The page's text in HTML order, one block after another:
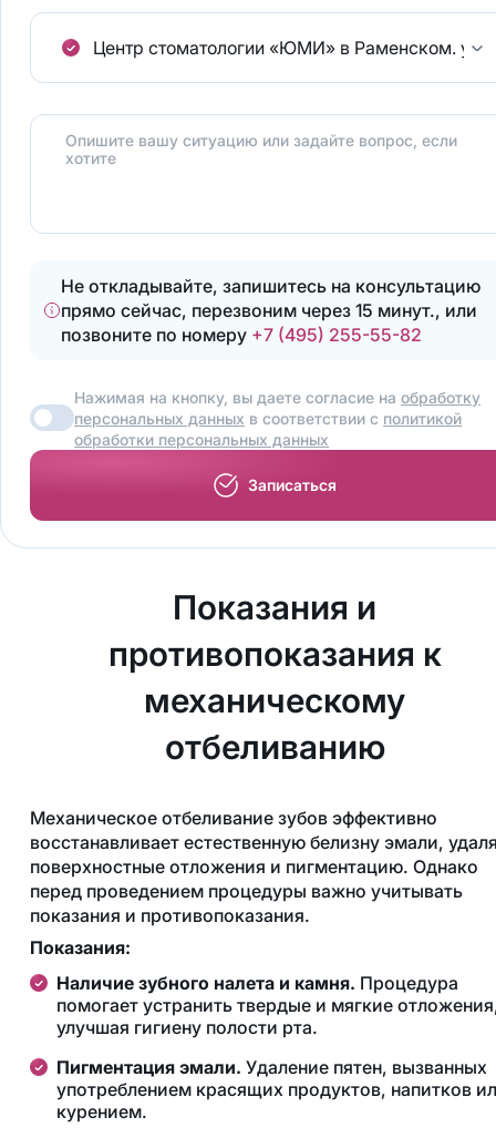
Центр стоматологии «ЮМИ» в Раменском. ул.
Опишите вашу ситуацию или задайте вопрос, если
хотите
Не откладывайте, запишитесь на консультацию
прямо сейчас, перезвоним через 15 минут., или
позвоните по номеру +7 (495) 255-55-82
Нажимая на кнопку, вы даете согласие наобработку
персональных данных в соответствии с политикой
обработки персональных данных
Записаться
Показания и
противопоказания к
механическому
отбеливанию
Механическое отбеливание зубов эффективно
восстанавливает естественную белизну эмали,
поверхностные отложения и пигментацию. Однако
перед проведением процедуры важно учитывать
показания и противопоказания.
Показания:
Наличие зубного налета и камня. Процедура
помогает устранить твердые и мягкие
улучшая гигиену полости рта.
Пигментация эмали. Удаление пятен, вызванных
употреблением красящих продуктов, напитков
курением.